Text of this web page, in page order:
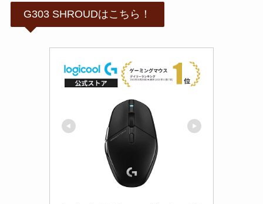
G303 SHROUDはこちら！